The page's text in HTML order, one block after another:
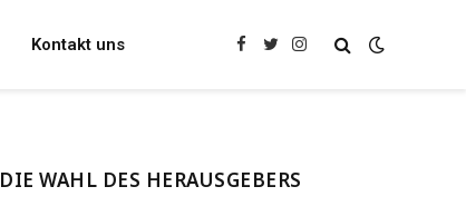
Kontakt uns Facebook
TwitterInstagram
DIE WAHL DES HERAUSGEBERS